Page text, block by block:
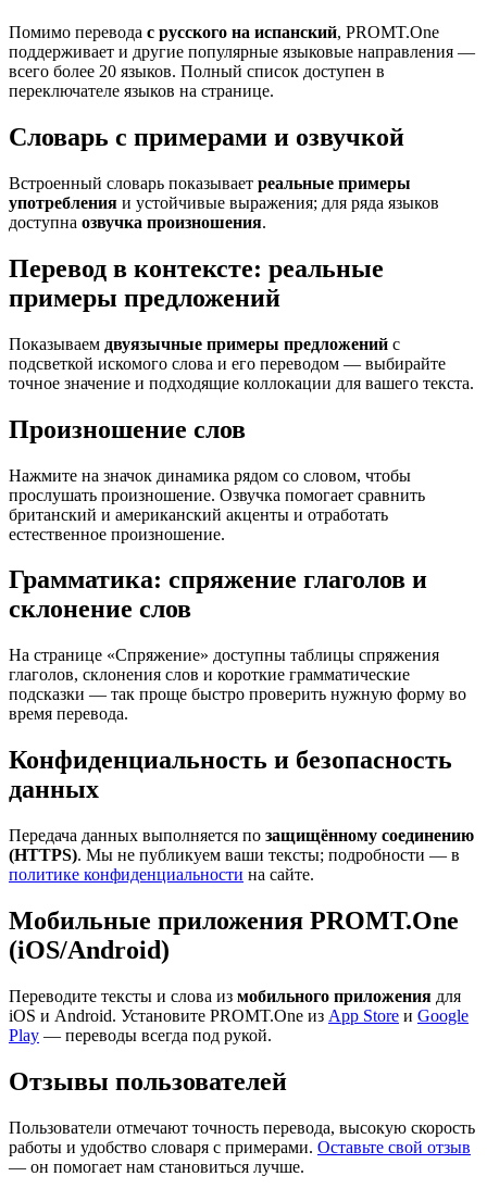
Помимо перевода с русского на испанский, PROMT.One
поддерживает и другие популярные языковые направления —
всего более 20 языков. Полный список доступен в
переключателе языков на странице.
Словарь с примерами и озвучкой
Встроенный словарь показывает реальные примеры
употребления и устойчивые выражения; для ряда языков
доступна озвучка произношения.
Перевод в контексте: реальные
примеры предложений
Показываем двуязычные примеры предложений с
подсветкой искомого слова и его переводом — выбирайте
точное значение и подходящие коллокации для вашего текста.
Произношение слов
Нажмите на значок динамика рядом со словом, чтобы
прослушать произношение. Озвучка помогает сравнить
британский и американский акценты и отработать
естественное произношение.
Грамматика: спряжение глаголов и
склонение слов
На странице «Спряжение» доступны таблицы спряжения
глаголов, склонения слов и короткие грамматические
подсказки — так проще быстро проверить нужную форму во
время перевода.
Конфиденциальность и безопасность
данных
Передача данных выполняется по защищённому соединению
(HTTPS). Мы не публикуем ваши тексты; подробности — в
политике конфиденциальности на сайте.
Мобильные приложения PROMT.One
(iOS/Android)
Переводите тексты и слова из мобильного приложения для
iOS и Android. Установите PROMT.One из App Store и Google
Play — переводы всегда под рукой.
Отзывы пользователей
Пользователи отмечают точность перевода, высокую скорость
работы и удобство словаря с примерами. Оставьте свой отзыв
— он помогает нам становиться лучше.